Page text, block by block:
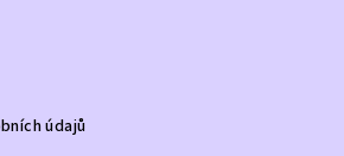
údajů